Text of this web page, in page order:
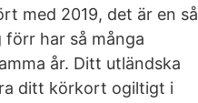
med 2019, det är en så
har så många
år. Ditt utländska
ditt körkort ogiltigt i